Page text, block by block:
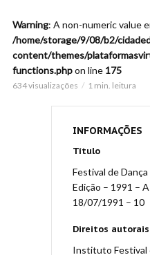
Warning: A non-numeric value
/home/storage/9/08/b2/
content/themes/
functions.phpon line 175
634 visualizações 1 min. leitura
INFORMAÇÕES
Título
Festival de
Edição – 1991 –
18/07/1991 – 10
Direitos autorais
Instituto Festival